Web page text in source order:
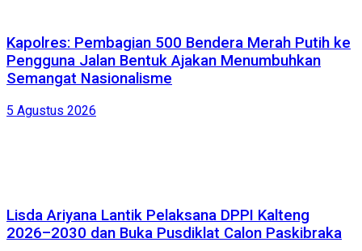
Kapolres: Pembagian 500 Bendera Merah Putih ke
Pengguna Jalan Bentuk Ajakan Menumbuhkan
Semangat Nasionalisme
5 Agustus 2026
Lisda Ariyana Lantik Pelaksana DPPI Kalteng
2026–2030 dan Buka Pusdiklat Calon Paskibraka